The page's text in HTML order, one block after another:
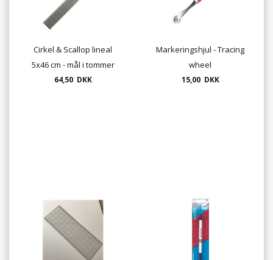
Cirkel & Scallop lineal
5x46 cm - mål i tommer
64,50 DKK
Markeringshjul - Tracing
wheel
15,00 DKK